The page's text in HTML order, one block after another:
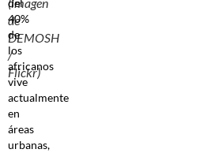
(imagen
de
DEMOSH
/
Flickr)
del
40%
de
los
africanos
vive
actualmente
en
áreas
urbanas,